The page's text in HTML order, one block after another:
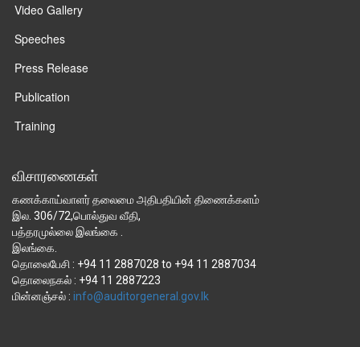
Video Gallery
Speeches
Press Release
Publication
Training
விசாரணைகள்
கணக்காய்வாளர் தலைமை அதிபதியின் திணைக்களம்
இல. 306/72,பொல்துவ வீதி,
பத்தரமுல்லை இலங்கை .
இலங்கை.
தொலைபேசி : +94 11 2887028 to +94 11 2887034
தொலைநகல் : +94 11 2887223
மின்னஞ்சல் :